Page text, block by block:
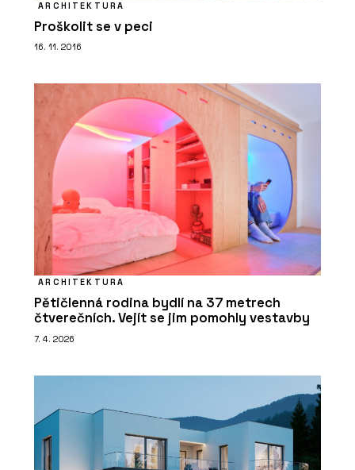
ARCHITEKTURA
Proškolit se v peci
16. 11. 2016
ARCHITEKTURA
Pětičlenná rodina bydlí na 37 metrech
čtverečních. Vejít se jim pomohly vestavby
7. 4. 2026